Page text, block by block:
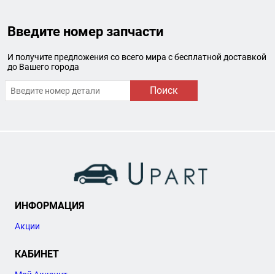
Введите номер запчасти
И получите предложения со всего мира с бесплатной доставкой
до Вашего города
Поиск
ИНФОРМАЦИЯ
Акции
КАБИНЕТ